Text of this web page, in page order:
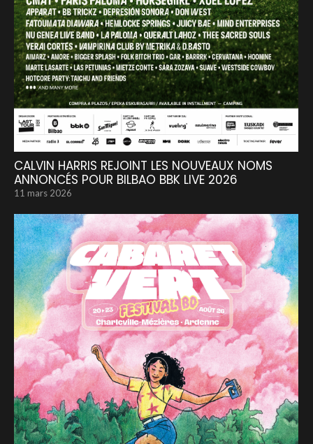
CALVIN HARRIS REJOINT LES NOUVEAUX NOMS
ANNONCÉS POUR BILBAO BBK LIVE 2026
11 mars 2026